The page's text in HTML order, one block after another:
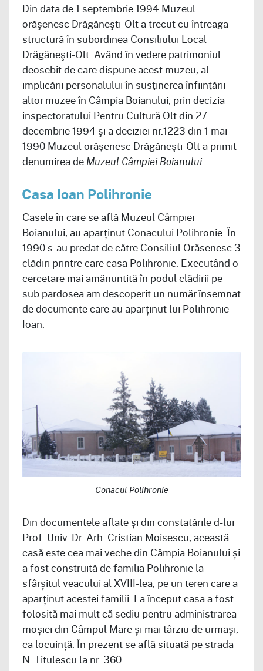
Din data de 1 septembrie 1994 Muzeul
orăşenesc Drăgăneşti-Olt a trecut cu întreaga
structură în subordinea Consiliului Local
Drăgăneşti-Olt. Având în vedere patrimoniul
deosebit de care dispune acest muzeu, al
implicării personalului în susţinerea înfiinţării
altor muzee în Câmpia Boianului, prin decizia
inspectoratului Pentru Cultură Olt din 27
decembrie 1994 şi a deciziei nr.1223 din 1 mai
1990 Muzeul orăşenesc Drăgăneşti-Olt a primit
denumirea de Muzeul Câmpiei Boianului.
Casa Ioan Polihronie
Casele în care se află Muzeul Câmpiei
Boianului, au aparținut Conacului Polihronie. În
1990 s-au predat de către Consiliul Orăsenesc 3
clădiri printre care casa Polihronie. Executând o
cercetare mai amănuntită în podul clădirii pe
sub pardosea am descoperit un număr însemnat
de documente care au aparținut lui Polihronie
Ioan.
Conacul Polihronie
Din documentele aflate și din constatările d-lui
Prof. Univ. Dr. Arh. Cristian Moisescu, această
casă este cea mai veche din Câmpia Boianului și
a fost construită de familia Polihronie la
sfârșitul veacului al XVIII-lea, pe un teren care a
aparținut acestei familii. La început casa a fost
folosită mai mult că sediu pentru administrarea
moșiei din Câmpul Mare și mai târziu de urmași,
ca locuință. În prezent se află situată pe strada
N. Titulescu la nr. 360.